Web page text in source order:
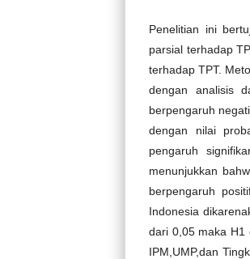
Penelitian ini
parsial terhadap
terhadap TPT.
dengan analisis
berpengaruh
dengan nilai
pengaruh
menunjukkan
berpengaruh
Indonesia
dari 0,05 maka H1
IPM,UMP,dan